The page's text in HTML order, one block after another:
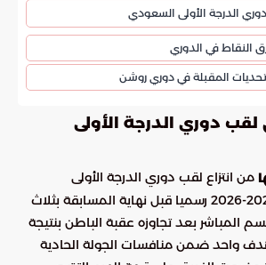
الدرجة الأولى السعودي
النقاط في الدوري
المقبلة في دوري روشن
لقب دوري الدرجة الأولى
من انتزاع لقب دوري الدرجة الأولى
للمحترفين لموسم 2025-2026 رسميا قبل نهاية المسابقة بثلاث
المباشر بعد تجاوزه عقبة الباطن بنتيجة
واحد ضمن منافسات الجولة الحادية